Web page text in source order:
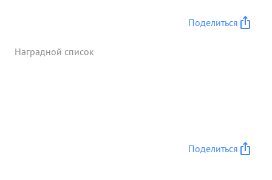
Поделиться
Наградной список
Поделиться